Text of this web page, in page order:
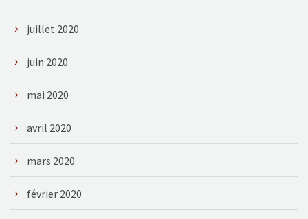
juillet 2020
juin 2020
mai 2020
avril 2020
mars 2020
février 2020